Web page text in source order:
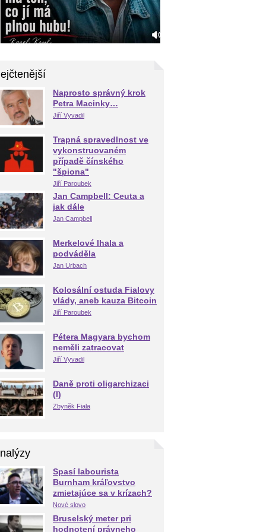
Naprosto správný krok
Petra Macinky…
Jiří Vyvadil
Trapná spravedlnost ve
vykonstruovaném
případě čínského
"špiona"
Jiří Paroubek
Jan Campbell: Ceuta a
jak dále
Jan Campbell
Merkelové lhala a
podváděla
Jan Urbach
Kolosální ostuda Fialovy
vlády, aneb kauza Bitcoin
Jiří Paroubek
Pétera Magyara bychom
neměli zatracovat
Jiří Vyvadil
Daně proti oligarchizaci
(I)
Zbyněk Fiala
Spasí labourista
Burnham kráľovstvo
zmietajúce sa v krízach?
Nové slovo
Bruselský meter pri
hodnotení právneho